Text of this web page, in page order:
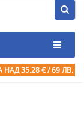
НАД 35.28 € / 69 ЛВ.